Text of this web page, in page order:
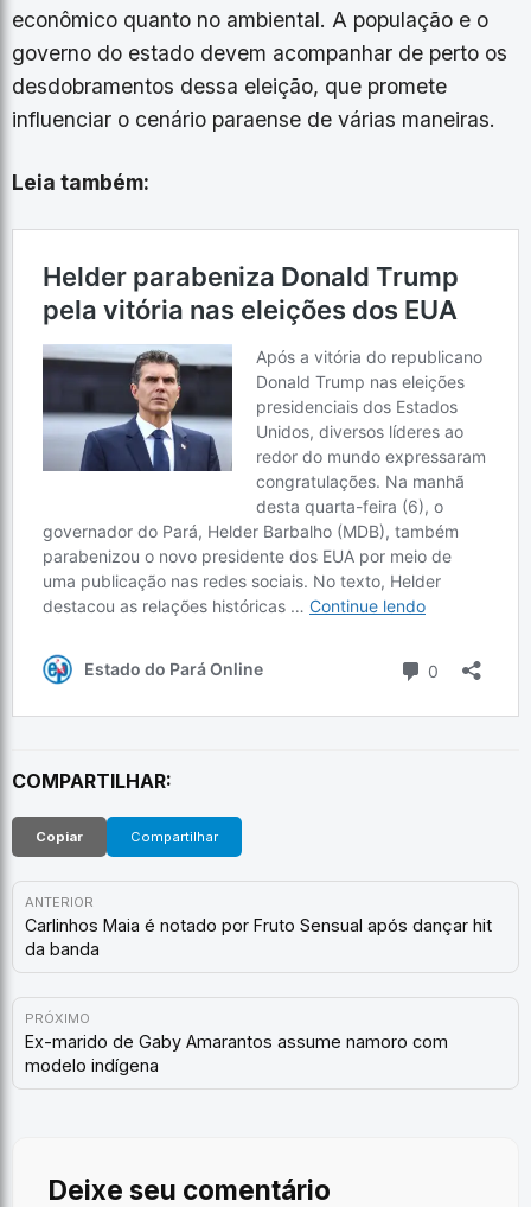
econômico quanto no ambiental. A população e o
governo do estado devem acompanhar de perto os
desdobramentos dessa eleição, que promete
influenciar o cenário paraense de várias maneiras.
Leia também:
COMPARTILHAR:
Copiar Compartilhar
ANTERIOR
Carlinhos Maia é notado por Fruto Sensual após dançar hit
da banda
PRÓXIMO
Ex-marido de Gaby Amarantos assume namoro com
modelo indígena
Deixe seu comentário